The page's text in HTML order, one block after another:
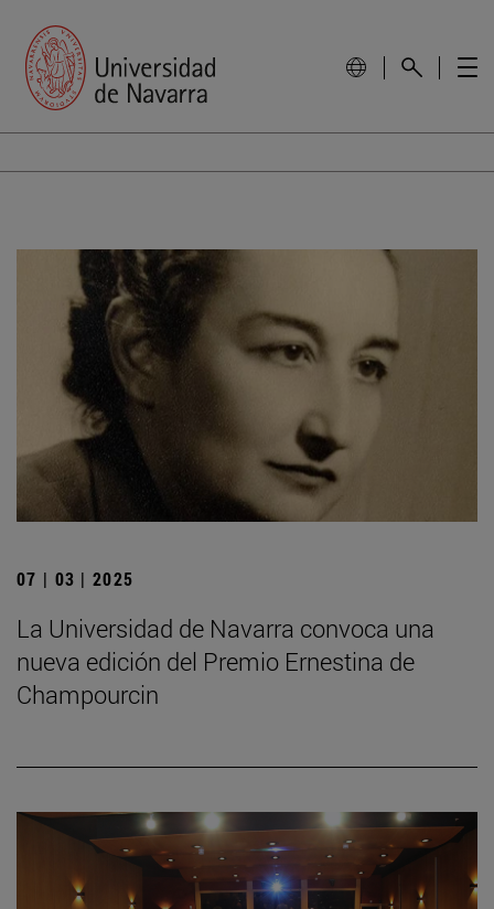
07 | 03 | 2025
La Universidad de Navarra convoca una
nueva edición del Premio Ernestina de
Champourcin